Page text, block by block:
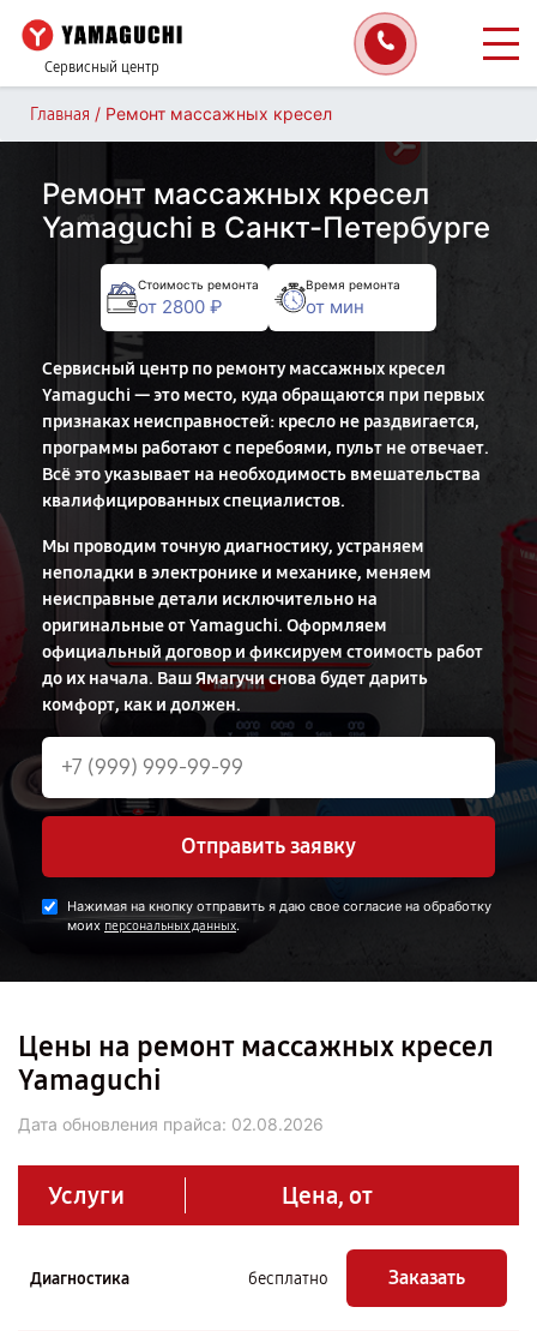
Сервисный центр
Главная / Ремонт массажных кресел
Ремонт массажных кресел
Yamaguchi в Санкт-Петербурге
Стоимость ремонта
от 2800 ₽
Время ремонта
от мин
Сервисный центр по ремонту массажных кресел
Yamaguchi — это место, куда обращаются при первых
признаках неисправностей: кресло не раздвигается,
программы работают с перебоями, пульт не отвечает.
Всё это указывает на необходимость вмешательства
квалифицированных специалистов.
Мы проводим точную диагностику, устраняем
неполадки в электронике и механике, меняем
неисправные детали исключительно на
оригинальные от Yamaguchi. Оформляем
официальный договор и фиксируем стоимость работ
до их начала. Ваш Ямагучи снова будет дарить
комфорт, как и должен.
Отправить заявку
Нажимая на кнопку отправить я даю свое согласие на обработку
моих персональных данных.
Цены на ремонт массажных кресел
Yamaguchi
Дата обновления прайса: 02.08.2026
Услуги Цена, от
Диагностика бесплатно Заказать